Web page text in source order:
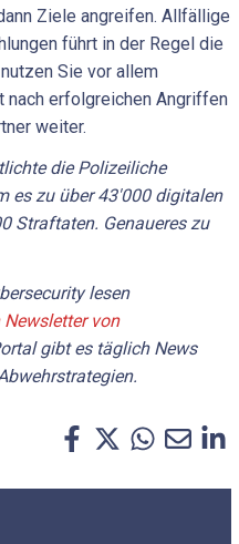
Ziele angreifen. Allfällige
führt in der Regel die
Sie vor allem
nach erfolgreichen Angriffen
weiter.
die Polizeiliche
es zu über 43'000 digitalen
Straftaten. Genaueres zu
lesen
von
gibt es täglich News